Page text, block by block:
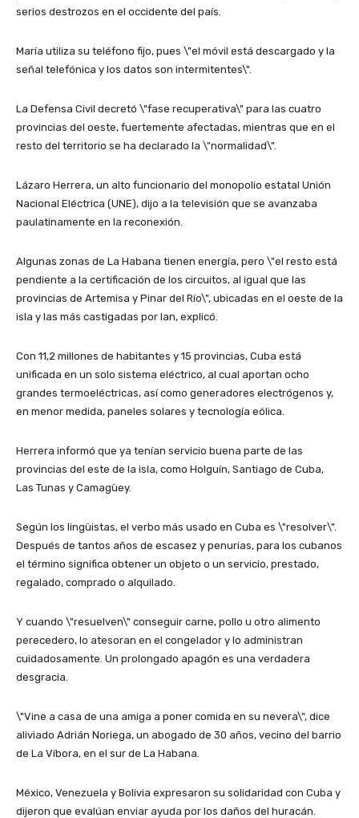
serios destrozos en el occidente del país.
María utiliza su teléfono fijo, pues \"el móvil está descargado y la
señal telefónica y los datos son intermitentes\".
La Defensa Civil decretó \"fase recuperativa\" para las cuatro
provincias del oeste, fuertemente afectadas, mientras que en el
resto del territorio se ha declarado la \"normalidad\".
Lázaro Herrera, un alto funcionario del monopolio estatal Unión
Nacional Eléctrica (UNE), dijo a la televisión que se avanzaba
paulatinamente en la reconexión.
Algunas zonas de La Habana tienen energía, pero \"el resto está
pendiente a la certificación de los circuitos, al igual que las
provincias de Artemisa y Pinar del Río\", ubicadas en el oeste de la
isla y las más castigadas por Ian, explicó.
Con 11,2 millones de habitantes y 15 provincias, Cuba está
unificada en un solo sistema eléctrico, al cual aportan ocho
grandes termoeléctricas, así como generadores electrógenos y,
en menor medida, paneles solares y tecnología eólica.
Herrera informó que ya tenían servicio buena parte de las
provincias del este de la isla, como Holguín, Santiago de Cuba,
Las Tunas y Camagüey.
Según los lingüistas, el verbo más usado en Cuba es \"resolver\".
Después de tantos años de escasez y penurias, para los cubanos
el término significa obtener un objeto o un servicio, prestado,
regalado, comprado o alquilado.
Y cuando \"resuelven\" conseguir carne, pollo u otro alimento
perecedero, lo atesoran en el congelador y lo administran
cuidadosamente. Un prolongado apagón es una verdadera
desgracia.
\"Vine a casa de una amiga a poner comida en su nevera\", dice
aliviado Adrián Noriega, un abogado de 30 años, vecino del barrio
de La Víbora, en el sur de La Habana.
México, Venezuela y Bolivia expresaron su solidaridad con Cuba y
dijeron que evalúan enviar ayuda por los daños del huracán.